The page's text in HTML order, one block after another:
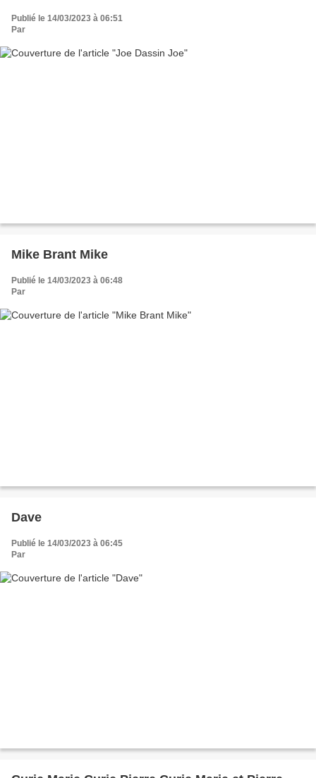
Publié le 14/03/2023 à 06:51
Par
Mike Brant Mike
Publié le 14/03/2023 à 06:48
Par
Dave
Publié le 14/03/2023 à 06:45
Par